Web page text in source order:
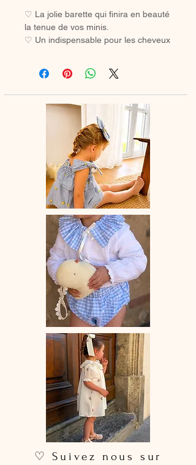
♡ La jolie barette qui finira en beauté
la tenue de vos minis.
♡ Un indispensable pour les cheveux
glisse pas, même sur les cheveux les
Pince crocodile 45 mm
Dimension noeud à plat environ 85
mm x 75 mm
Vendue à l'unité
♡ Suivez nous sur